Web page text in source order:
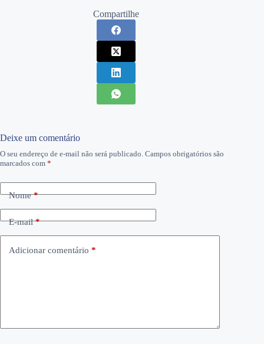
Compartilhe
Deixe um comentário
O seu endereço de e-mail não será publicado. Campos obrigatórios são
marcados com *
Nome*
E-mail*
Adicionar comentário *